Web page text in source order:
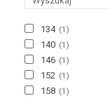
134 (1 )
140 (1 )
146 (1 )
152 (1 )
158 (1 )